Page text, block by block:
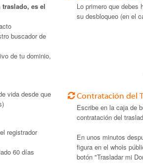
es el
buscador de
de tu dominio,
vida desde que
registrador
60 días
Lo primero que debes
su desbloqueo (en el
Contratación del
Escribe en la caja de
contratación del
En unos minutos
figura en el whois
botón "Trasladar mi